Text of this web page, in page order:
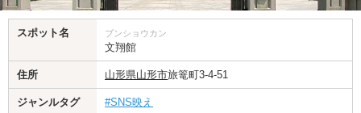
スポット名 ブンショウカン
文翔館
住所 山形県山形市旅篭町3-4-51
ジャンルタグ #SNS映え